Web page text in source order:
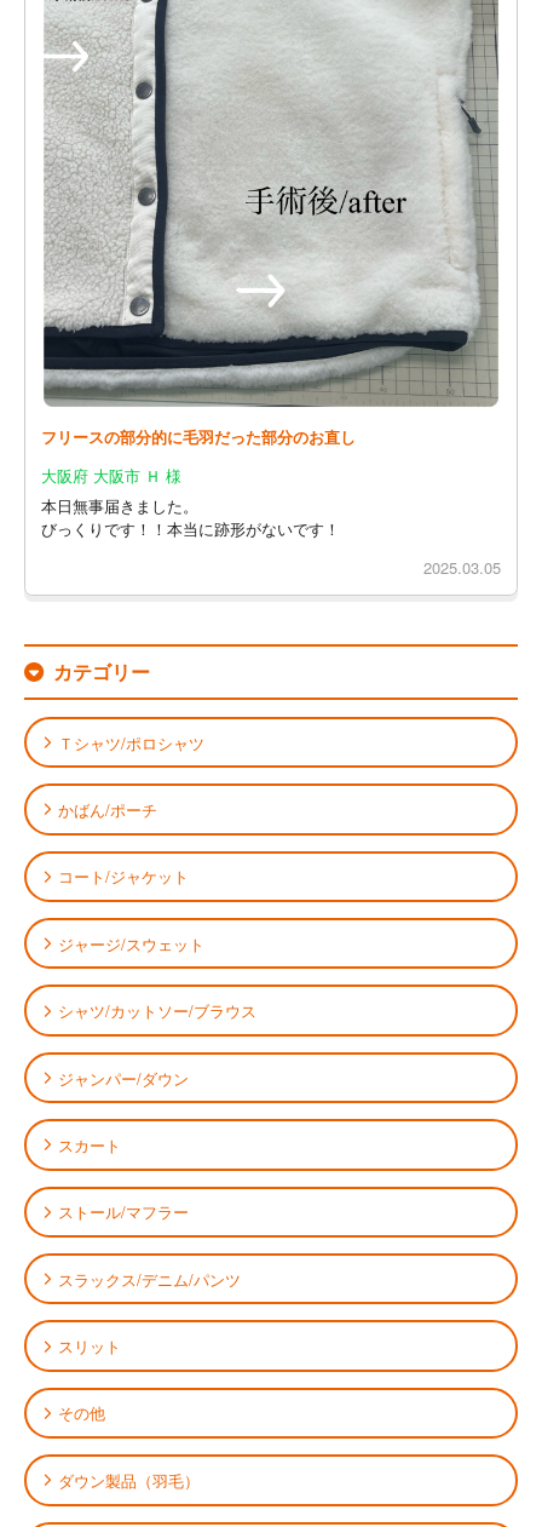
フリースの部分的に毛羽だった部分のお直し
大阪府 大阪市 Ｈ 様
本日無事届きました。
びっくりです！！本当に跡形がないです！
2025.03.05
カテゴリー
Ｔシャツ/ポロシャツ
かばん/ポーチ
コート/ジャケット
ジャージ/スウェット
シャツ/カットソー/ブラウス
ジャンパー/ダウン
スカート
ストール/マフラー
スラックス/デニム/パンツ
スリット
その他
ダウン製品（羽毛）